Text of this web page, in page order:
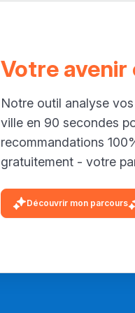
Votre avenir
Notre outil analyse
ville en 90 secondes
recommandations
gratuitement - votre
Découvrir mon parcours